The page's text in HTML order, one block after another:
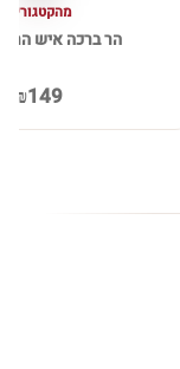
מהקטגוריה
הר ברכה איש
₪149